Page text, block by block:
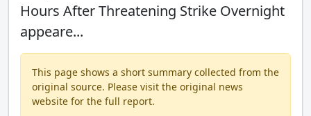
Hours After Threatening Strike Overnight
appeare...
This page shows a short summary collected from the
original source. Please visit the original news
website for the full report.